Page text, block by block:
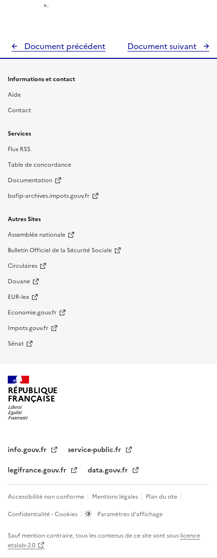
».
Document précédent Document suivant
Informations et contact
Aide
Contact
Services
Flux RSS
Table de concordance
Documentation
bofip-archives.impots.gouv.fr
Autres Sites
Assemblée nationale
Bulletin Officiel de la Sécurité Sociale
Circulaires
Douane
EUR-lex
Economie.gouv.fr
Impots.gouv.fr
Sénat
RÉPUBLIQUE
FRANÇAISE
info.gouv.fr
service-public.fr
legifrance.gouv.fr
data.gouv.fr
Accessibilité non conforme Mentions légales
Plan du site
Confidentialité - Cookies
Paramètres d'affichage
Sauf mention contraire, tous les contenus de ce site sont sous licence
etalab-2.0